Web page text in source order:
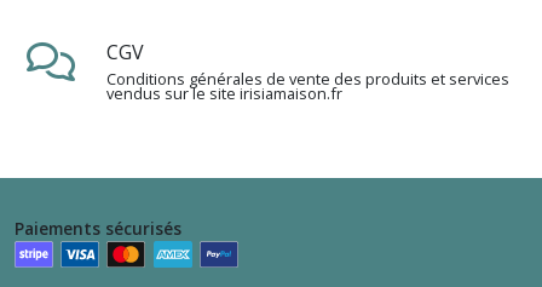
CGV
Conditions générales de vente des produits et services
vendus sur le site irisiamaison.fr
Paiements sécurisés